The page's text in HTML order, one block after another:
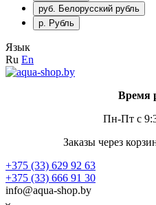
руб. Белорусский рубль
р. Рубль
Язык
Ru En
Время
Пн-Пт с
Заказы через
+375 (33) 629 92 63
+375 (33) 666 91 30
info@aqua-shop.by